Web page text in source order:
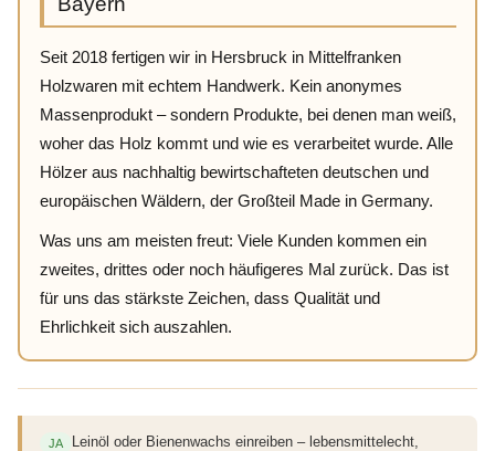
Seit 2018 fertigen wir in Hersbruck in Mittelfranken
Holzwaren mit echtem Handwerk. Kein anonymes
Massenprodukt – sondern Produkte, bei denen man weiß,
woher das Holz kommt und wie es verarbeitet wurde. Alle
Hölzer aus nachhaltig bewirtschafteten deutschen und
europäischen Wäldern, der Großteil Made in Germany.
Was uns am meisten freut: Viele Kunden kommen ein
zweites, drittes oder noch häufigeres Mal zurück. Das ist
für uns das stärkste Zeichen, dass Qualität und
Ehrlichkeit sich auszahlen.
JA
Leinöl oder Bienenwachs einreiben – lebensmittelecht,